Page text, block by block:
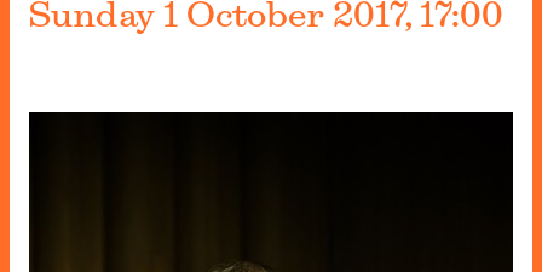
Sunday 1 October 2017, 17:00